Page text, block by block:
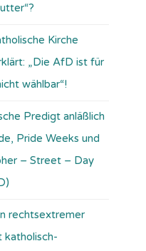
Kirche
„Die AfD ist für
wählbar“!
Predigt anläßlich
Pride Weeks und
– Street – Day
rechtsextremer
katholisch-